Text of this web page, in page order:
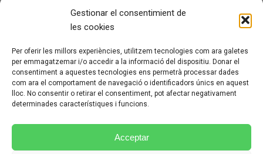
Gestionar el consentimient de
les cookies
Per oferir les millors experiències, utilitzem tecnologies com ara galetes
per emmagatzemar i/o accedir a la informació del dispositiu. Donar el
consentiment a aquestes tecnologies ens permetrà processar dades
com ara el comportament de navegació o identificadors únics en aquest
lloc. No consentir o retirar el consentiment, pot afectar negativament
determinades característiques i funcions.
Acceptar
QUI SOC?
CONTACTE
AVÍS LEGAL I PROTECCIÓ DE DADES
POLÍTICA DE COOKIES (UE)
CONDICIONS PARTICULARS D’ÚS I CONTRACTACIÓ